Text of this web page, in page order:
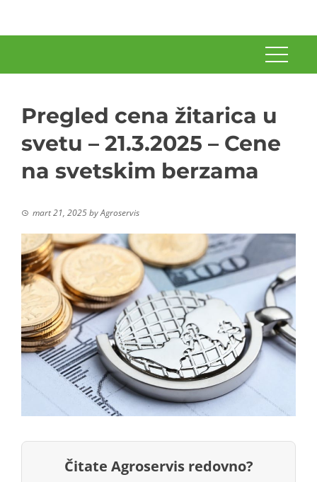
Pregled cena žitarica u
svetu – 21.3.2025 – Cene
na svetskim berzama
mart 21, 2025byAgroservis
Čitate Agroservis redovno?